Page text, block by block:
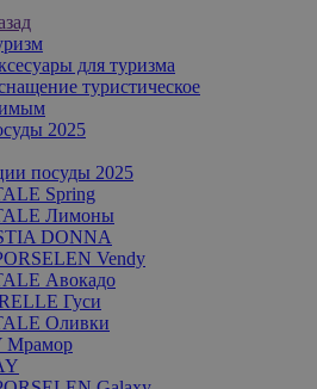
для туризма
туристическое
2025
посуды 2025
Spring
Лимоны
DONNA
Vendy
Авокадо
Гуси
Оливки
Мрамор